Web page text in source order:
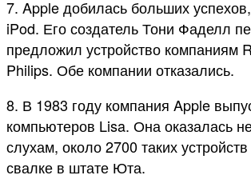
7. Apple добилась больших
iPod. Его создатель Тони Фаделл
предложил устройство компаниям
Philips. Обе компании отказались.
8. В 1983 году компания Apple
компьютеров Lisa. Она оказалась
слухам, около 2700 таких
свалке в штате Юта.